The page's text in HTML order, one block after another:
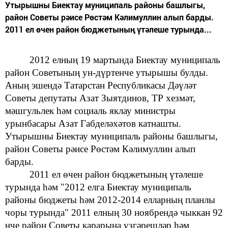
Утырышны Биектау муниципаль районы башлыгы,
район Советы рәисе Рөстәм Кәлимуллин алып барды.
2011 ел өчен район бюджетының үтәлеше турында...
2012 елның 19 мартында Биектау муниципаль
район Советының ун-дүртенче утырышы булды.
Аның эшендә Татарстан Республикасы Дәүләт
Советы депутаты Азат Зыятдинов, ТР хезмәт,
мәшгульлек һәм социаль яклау министры
урынбасары Азат Габделәхәтов катнашты.
Утырышны Биектау муниципаль районы башлыгы,
район Советы рәисе Рөстәм Кәлимуллин алып
барды.
2011 ел өчен район бюджетының үтәлеше
турында һәм "2012 елга Биектау муниципаль
районы бюджеты һәм 2012-2014 елларның планлы
чоры турында" 2011 елның 30 ноябрендә чыккан 92
нче район Советы карарына үзгәрешләр һәм